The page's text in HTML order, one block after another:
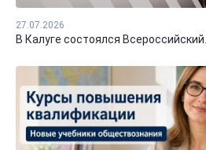
27.07.2026
В Калуге состоялся Всероссийский...